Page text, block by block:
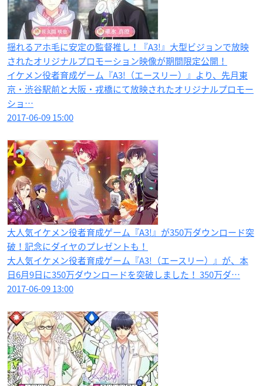
揺れるアホ毛に安定の監督推し！『A3!』大型ビジョンで放映
されたオリジナルプロモーション映像が期間限定公開！
イケメン役者育成ゲーム『A3!（エースリー）』より、先月東
京・渋谷駅前と大阪・戎橋にて放映されたオリジナルプロモー
ショ…
2017-06-09 15:00
大人気イケメン役者育成ゲーム『A3!』が350万ダウンロード突
破！記念にダイヤのプレゼントも！
大人気イケメン役者育成ゲーム『A3!（エースリー）』が、本
日6月9日に350万ダウンロードを突破しました！ 350万ダ…
2017-06-09 13:00